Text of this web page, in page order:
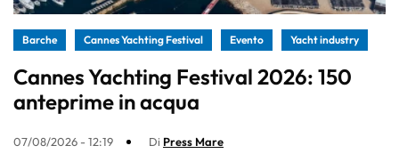
Barche Cannes Yachting Festival Evento Yacht industry
Cannes Yachting Festival 2026: 150
anteprime in acqua
07/08/2026 - 12:19 Di Press Mare